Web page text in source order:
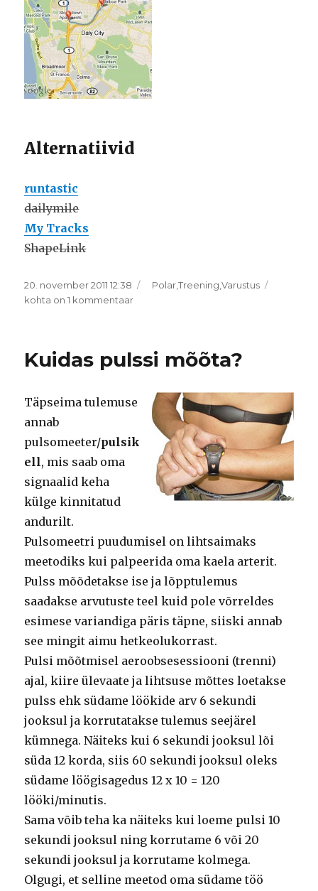
Alternatiivid
runtastic
dailymile
My Tracks
ShapeLink
Postitatud
20. november 2011 12:38 Rubriigid
Polar,Treening ,Varustus
Sotsiaalsed
kohta on 1 kommentaar
Kuidas pulssi mõõta?
Täpseima tulemuse
annab
pulsomeeter/pulsik
ell, mis saab oma
signaalid keha
külge kinnitatud
andurilt.
Pulsomeetri puudumisel on lihtsaimaks
meetodiks kui palpeerida oma kaela arterit.
Pulss mõõdetakse ise ja lõpptulemus
saadakse arvutuste teel kuid pole võrreldes
esimese variandiga päris täpne, siiski annab
see mingit aimu hetkeolukorrast.
Pulsi mõõtmisel aeroobsesessiooni (trenni)
ajal, kiire ülevaate ja lihtsuse mõttes loetakse
pulss ehk südame löökide arv 6 sekundi
jooksul ja korrutatakse tulemus seejärel
kümnega. Näiteks kui 6 sekundi jooksul lõi
süda 12 korda, siis 60 sekundi jooksul oleks
südame löögisagedus 12 x 10 = 120
lööki/minutis.
Sama võib teha ka näiteks kui loeme pulsi 10
sekundi jooksul ning korrutame 6 või 20
sekundi jooksul ja korrutame kolmega.
Olgugi, et selline meetod oma südame töö